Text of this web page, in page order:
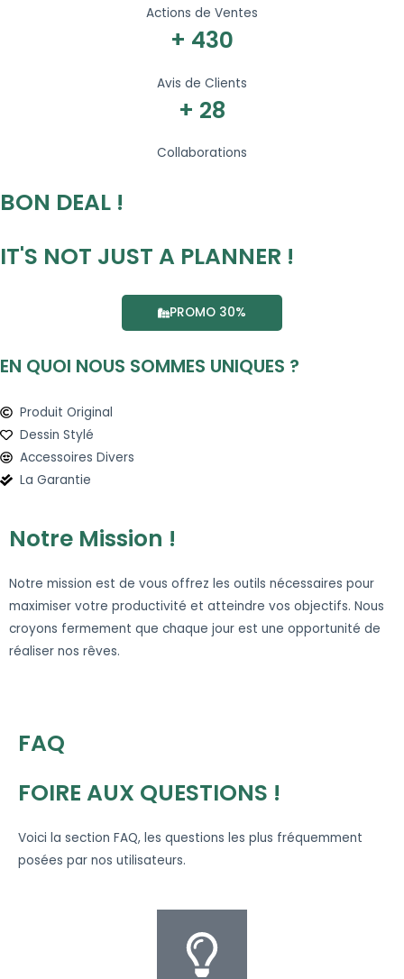
Actions de Ventes
+ 430
Avis de Clients
+ 28
Collaborations
BON DEAL !
IT'S NOT JUST A PLANNER !
PROMO 30%
EN QUOI NOUS SOMMES UNIQUES ?
Produit Original
Dessin Stylé
Accessoires Divers
La Garantie
Notre Mission !
Notre mission est de vous offrez les outils nécessaires pour
maximiser votre productivité et atteindre vos objectifs. Nous
croyons fermement que chaque jour est une opportunité de
réaliser nos rêves.
FAQ
FOIRE AUX QUESTIONS !
Voici la section FAQ, les questions les plus fréquemment
posées par nos utilisateurs.